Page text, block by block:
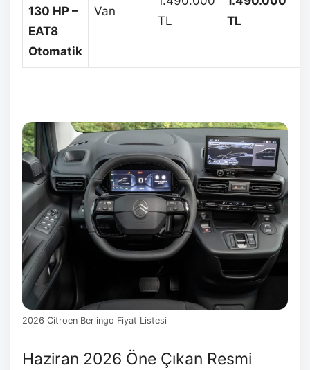
130 HP –
EAT8
Otomatik
Van
TL
TL
2026 Citroen Berlingo Fiyat Listesi
Haziran 2026 Öne Çıkan Resmi